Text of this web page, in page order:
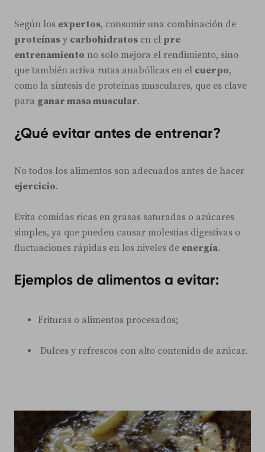
Según los expertos, consumir una combinación de
proteínas y carbohidratos en el pre
entrenamiento no solo mejora el rendimiento, sino
que también activa rutas anabólicas en el cuerpo,
como la síntesis de proteínas musculares, que es clave
para ganar masa muscular.
¿Qué evitar antes de entrenar?
No todos los alimentos son adecuados antes de hacer
ejercicio.
Evita comidas ricas en grasas saturadas o azúcares
simples, ya que pueden causar molestias digestivas o
fluctuaciones rápidas en los niveles de energía.
Ejemplos de alimentos a evitar:
Frituras o alimentos procesados;
Dulces y refrescos con alto contenido de azúcar.